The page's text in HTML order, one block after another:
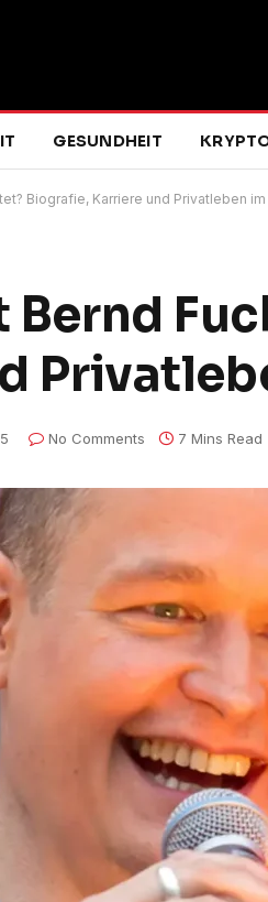
GESUNDHEIT
Biografie, Karriere und Privatleben
Bernd
No Comments 7 Mins Read